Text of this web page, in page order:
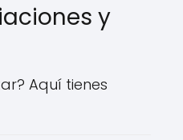
y
Aquí tienes